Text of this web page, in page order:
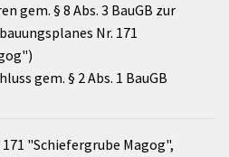
gem. § 8 Abs. 3 BauGB zur
Nr. 171
gem. § 2 Abs. 1 BauGB
"Schiefergrube Magog",